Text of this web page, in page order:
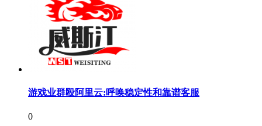
游戏业群殴阿里云:呼唤稳定性和靠谱客服
0